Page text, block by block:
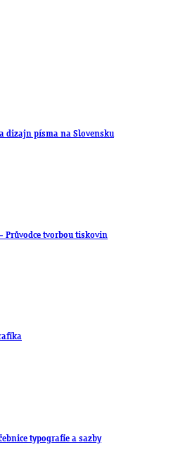
dizajn písma na Slovensku
Průvodce tvorbou tiskovin
typografie a sazby